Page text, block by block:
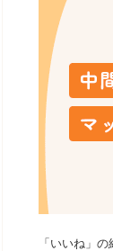
「いいね」